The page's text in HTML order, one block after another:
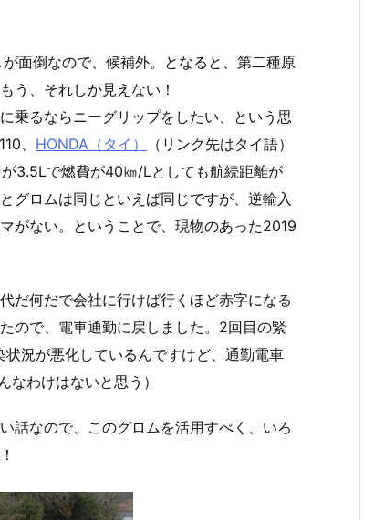
面倒なので、候補外。となると、第二種原
う、それしか見えない！
乗るならニーグリップをしたい、という思
、 HONDA（タイ）
（リンク先はタイ語）
3.5Lで燃費が40㎞/Lとしても航続距離が
グロムは同じといえば同じですが、逆輸入
がない。ということで、現物のあった2019
だ何だで会社に行けば行くほど赤字になる
ので、電車通勤に戻しました。2回目の緊
況が悪化しているんですけど、通勤電車
わけはないと思う）
話なので、このグロムを活用すべく、いろ